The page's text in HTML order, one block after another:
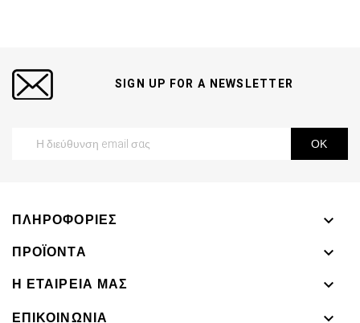
SIGN UP FOR A NEWSLETTER
ΠΛΗΡΟΦΟΡΊΕΣ

ΠΡΟΪΌΝΤΑ

Η ΕΤΑΙΡΕΊΑ ΜΑΣ

ΕΠΙΚΟΙΝΩΝΊΑ
